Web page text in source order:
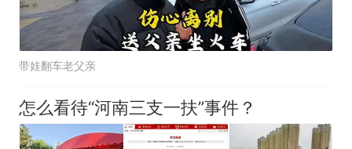
带娃翻车老父亲
怎么看待“河南三支一扶”事件？